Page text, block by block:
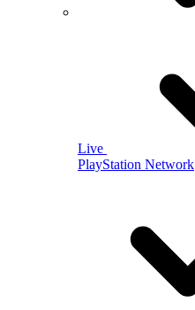
Live
PlayStation Network